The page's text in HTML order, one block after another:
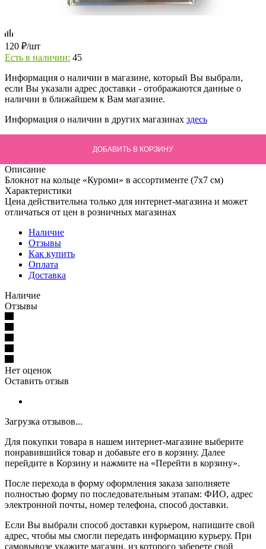
120 ₽/шт
Есть в наличии: 45
Информация о наличии в магазине, который Вы выбрали,
если Вы указали адрес доставки - отображаются данные о
наличии в ближайшем к Вам магазине.
Информация о наличии в других магазинах здесь
ДОБАВИТЬ В КОРЗИНУ
Описание
Блокнот на кольце «Куроми» в ассортименте (7х7 см)
Характеристики
Цена действительна только для интернет-магазина и может
отличаться от цен в розничных магазинах
Наличие
Отзывы
Как купить
Оплата
Доставка
Наличие
Отзывы
Нет оценок
Оставить отзыв
Загрузка отзывов...
Для покупки товара в нашем интернет-магазине выберите
понравившийся товар и добавьте его в корзину. Далее
перейдите в Корзину и нажмите на «Перейти в корзину».
После перехода в форму оформления заказа заполняете
полностью форму по последовательным этапам: ФИО, адрес
электронной почты, номер телефона, способ доставки.
Если Вы выбрали способ доставки курьером, напишите свой
адрес, чтобы мы смогли передать информацию курьеру. При
самовывозе укажите магазин, из которого заберете свой